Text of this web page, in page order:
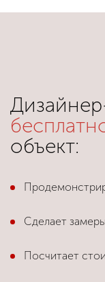
объект:
Сделает
Посчитает